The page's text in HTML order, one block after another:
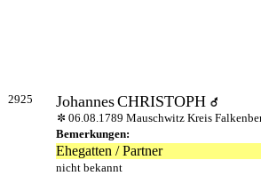
2925 JohannesCHRISTOPH
06.08.1789 Mauschwitz Kreis
Bemerkungen:
Ehegatten / Partner
nicht bekannt